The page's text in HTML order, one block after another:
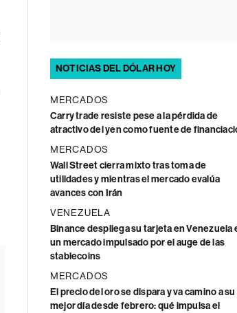
NOTICIAS DEL DÓLAR HOY
MERCADOS
Carry trade resiste pese a la pérdida de
atractivo del yen como fuente de
MERCADOS
Wall Street cierra mixto tras toma de
utilidades y mientras el mercado evalúa
avances con Irán
VENEZUELA
Binance despliega su tarjeta en Venezuela
un mercado impulsado por el auge de las
stablecoins
MERCADOS
El precio del oro se dispara y va camino a su
mejor día desde febrero: qué impulsa el